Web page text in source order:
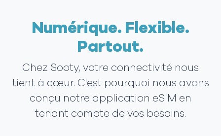
Numérique. Flexible.
Partout.
Chez Sooty, votre connectivité nous
tient à cœur. C'est pourquoi nous avons
conçu notre application eSIM en
tenant compte de vos besoins.